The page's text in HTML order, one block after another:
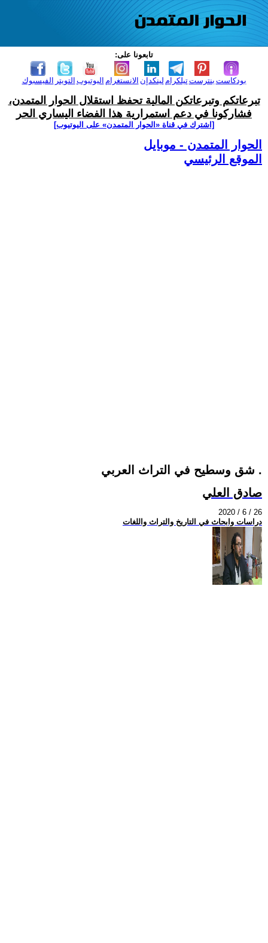
تابعونا على:
الفيسبوك التويتر اليوتيوب الانستغرام لينكدإن تيلكرامبنترست بودكاست
تبرعاتكم وتبرعاتكن المالية تحفظ استقلال الحوار المتمدن،
فشاركونا في دعم استمرارية هذا الفضاء اليساري الحر
[اشترك في قناة ‫«الحوار المتمدن» على اليوتيوب]
الحوار المتمدن - موبايل
الموقع الرئيسي
شق وسطيح في التراث العربي .
صادق العلي
2020 / 6 / 26
دراسات وابحاث في التاريخ والتراث واللغات